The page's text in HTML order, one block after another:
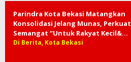
Parindra Kota Bekasi Matangkan
Konsolidasi Jelang Munas, Perkuat
Semangat “Untuk Rakyat Kecil&…
Di Berita, Kota Bekasi